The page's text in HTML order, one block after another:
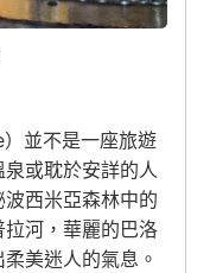
並不是一座旅遊
或耽於安詳的人
西米亞森林中的
河，華麗的巴洛
美迷人的氣息。